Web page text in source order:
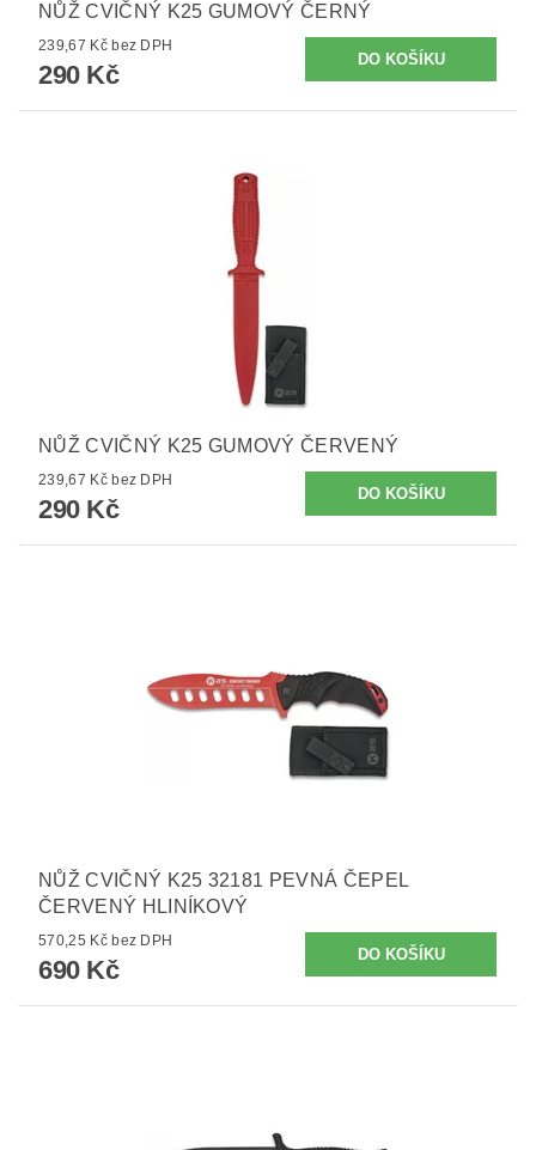
NŮŽ CVIČNÝ K25 GUMOVÝ ČERNÝ
239,67 Kč bez DPH
290 Kč
NŮŽ CVIČNÝ K25 GUMOVÝ ČERVENÝ
239,67 Kč bez DPH
290 Kč
NŮŽ CVIČNÝ K25 32181 PEVNÁ ČEPEL
ČERVENÝ HLINÍKOVÝ
570,25 Kč bez DPH
690 Kč